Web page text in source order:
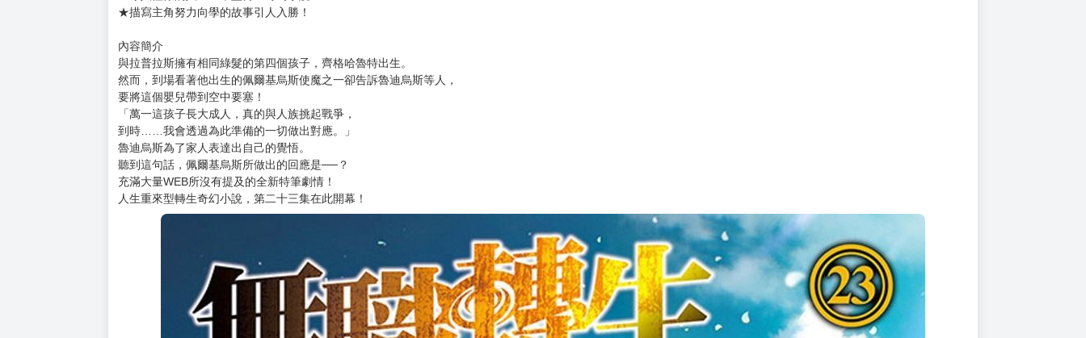
購買評價限制
使用超商取貨付款：負評≦1分 超商未取貨≦1次 未完成交易≦1次 （近半年）
無職轉生 ~到了異世界就拿出真本事~ (23)
售價：270元
本書特色
★令人憧憬的人生重來型轉生奇幻小說！
★描寫主角努力向學的故事引人入勝！
與拉普拉斯擁有相同綠髮的第四個孩子，齊格哈魯特出生。
然而，到場看著他出生的佩爾基烏斯使魔之一卻告訴魯迪烏斯等人，
要將這個嬰兒帶到空中要塞！
「萬一這孩子長大成人，真的與人族挑起戰爭，
到時……我會透過為此準備的一切做出對應。」
魯迪烏斯為了家人表達出自己的覺悟。
聽到這句話，佩爾基烏斯所做出的回應是──？